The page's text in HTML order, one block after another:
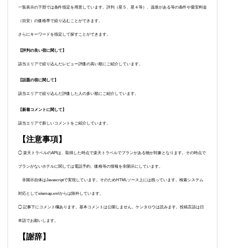
一覧表示の下部では条件指定を用意しています。評判（星５、星４等）、温泉がある等の条件や最安料金
（目安）の価格帯で絞り込むことができます。
さらにキーワードを指定して探すことができます。
【評判の良い宿に関して】
該当エリアで絞り込んだレビュー評価の高い順にご紹介しています。
【話題の宿に関して】
該当エリアで絞り込んだ評価した人の多い順にご紹介しています。
【新着コメントに関して】
該当エリアで新しいコメントをご紹介しています。
【注意事項】
◯ 楽天トラベルのAPIは、取得した時点で楽天トラベルでプランがある物が対象となります。その時点で
プランがないホテルに関しては電話予約、価格等の情報を非開示にしています。
非開示自体はJavascriptで実現しています。そのためHTMLソース上には残っています。検索システム
対応としてsitemap.xmlからは除外しています。
◯ 記事下にコメント欄あります。基本コメントは公開しません。ケンタロウは読みます。投稿言語は日
本語でお願いします。
【謝辞】